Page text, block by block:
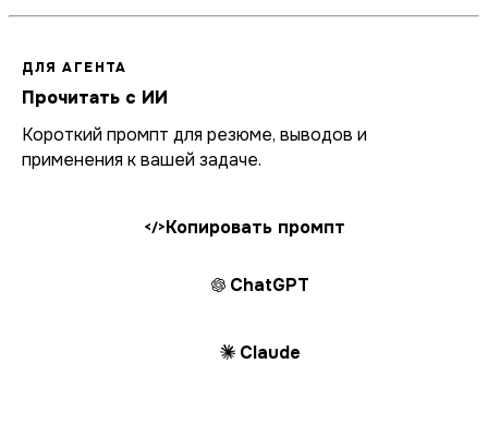
ДЛЯ АГЕНТА
Прочитать с ИИ
Короткий промпт для резюме, выводов и
применения к вашей задаче.
</>Копировать промпт
ChatGPT
Claude